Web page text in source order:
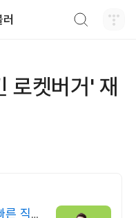
로켓버거' 재
직거